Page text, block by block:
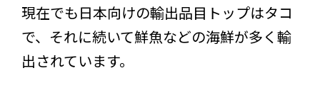
現在でも日本向けの輸出品目トップはタコ
で、それに続いて鮮魚などの海鮮が多く輸
出されています。